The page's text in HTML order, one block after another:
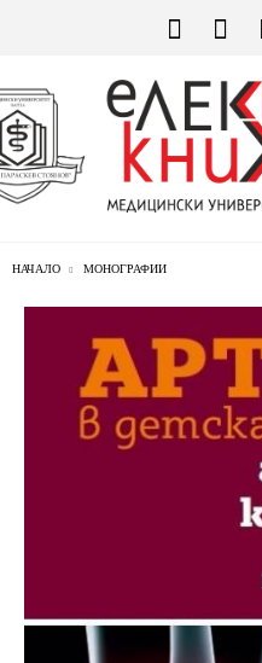
НАЧАЛО МОНОГРАФИИ